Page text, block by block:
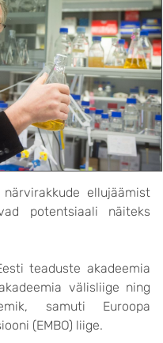
ellujäämist
potentsiaali näiteks
teaduste akadeemia
välisliige ning
samuti Euroopa
(EMBO) liige.